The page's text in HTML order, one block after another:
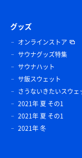
グッズ
オンラインストア
サウナグッズ特集
サウナハット
サ飯スウェット
さうないきたいスウェ
2021年 夏 その1
2021年 夏 その1
2021年 冬